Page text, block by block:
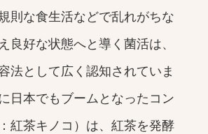
則な食生活などで乱れがちな
良好な状態へと導く菌活は、
法として広く認知されていま
日本でもブームとなったコン
紅茶キノコ）は、紅茶を発酵